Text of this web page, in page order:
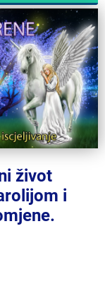
život
i